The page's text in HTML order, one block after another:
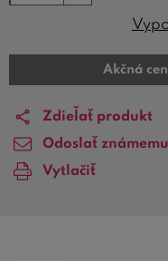
Akčná
Zdieľať produkt
Odoslať známemu
Vytlačiť